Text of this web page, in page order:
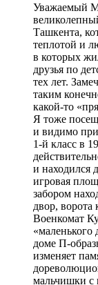
Уважаемый
Ташкента,
теплотой и
в которых
друзья по
тех лет.
таким
какой-то
Я тоже
и видимо
1-й класс в
и находился
игровая
забором
двор, ворота
Военкомат
«маленького
доме П-
изменяет
мальчишки с